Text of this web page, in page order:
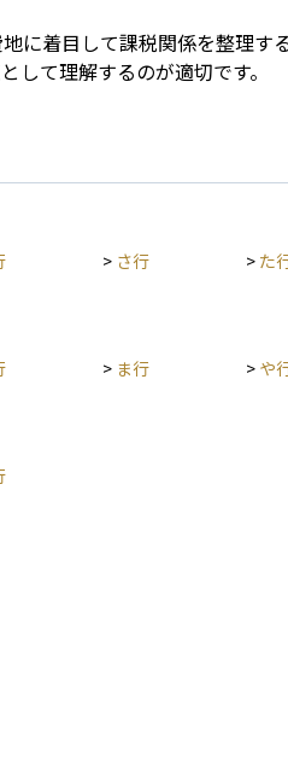
に着目して課税関係を整理す
して理解するのが適切です。
> さ行 > た
> ま行 > や